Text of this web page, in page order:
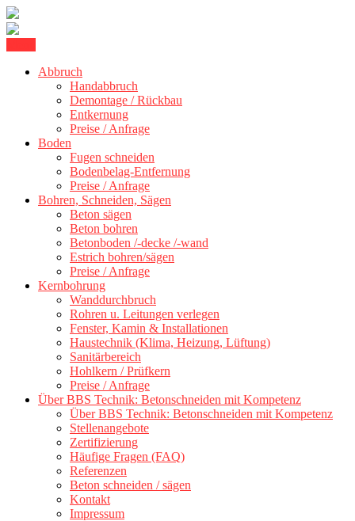
content
BBS Technik GmbH
300 kmAbbruch
Handabbruch
Demontage / Rückbau
Entkernung
Preise / Anfrage
Boden
Fugen schneiden
Bodenbelag-Entfernung
Preise / Anfrage
Bohren, Schneiden, Sägen
Beton sägen
Beton bohren
Betonboden /-decke /-wand
Estrich bohren/sägen
Preise / Anfrage
Kernbohrung
Wanddurchbruch
Rohren u. Leitungen verlegen
Fenster, Kamin & Installationen
Haustechnik (Klima, Heizung, Lüftung)
Sanitärbereich
Hohlkern / Prüfkern
Preise / Anfrage
Über BBS Technik: Betonschneiden mit Kompetenz
Über BBS Technik: Betonschneiden mit Kompetenz
Stellenangebote
Zertifizierung
Häufige Fragen (FAQ)
Referenzen
Beton schneiden / sägen
Kontakt
Impressum